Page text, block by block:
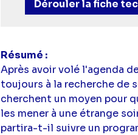
Humphrey),Kristen Bell
Dérouler la fiche
Résumé
Après avoir volé l'agenda
toujours à la recherche de
cherchent un moyen pour
les mener à une étrange
partira-t-il suivre un